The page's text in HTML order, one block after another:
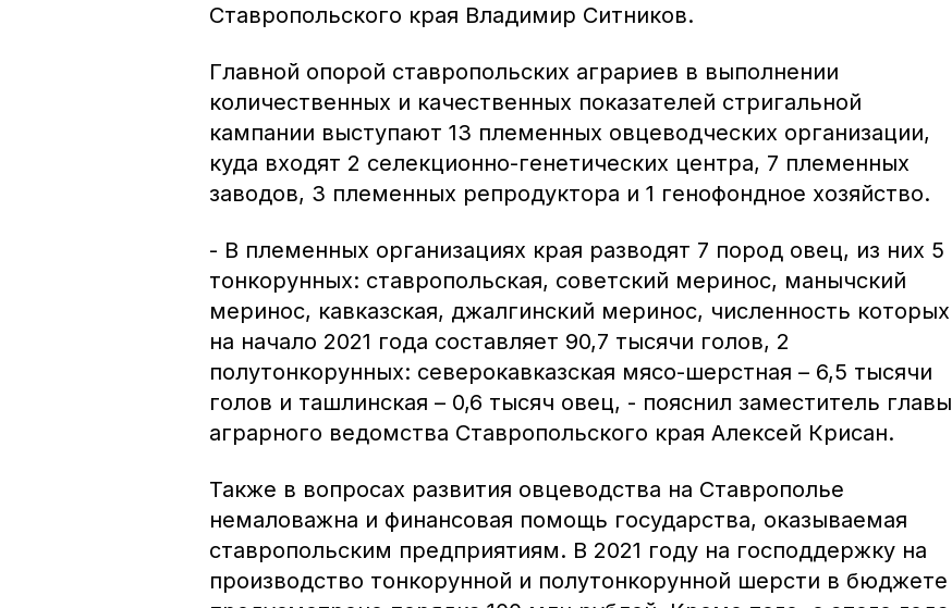
Ставропольского края Владимир Ситников.
Главной опорой ставропольских аграриев в выполнении
количественных и качественных показателей стригальной
кампании выступают 13 племенных овцеводческих организации,
куда входят 2 селекционно-генетических центра, 7 племенных
заводов, 3 племенных репродуктора и 1 генофондное хозяйство.
- В племенных организациях края разводят 7 пород овец, из них 5
тонкорунных: ставропольская, советский меринос, манычский
меринос, кавказская, джалгинский меринос, численность которых
на начало 2021 года составляет 90,7 тысячи голов, 2
полутонкорунных: северокавказская мясо-шерстная – 6,5 тысячи
голов и ташлинская – 0,6 тысяч овец, - пояснил заместитель главы
аграрного ведомства Ставропольского края Алексей Крисан.
Также в вопросах развития овцеводства на Ставрополье
немаловажна и финансовая помощь государства, оказываемая
ставропольским предприятиям. В 2021 году на господдержку на
производство тонкорунной и полутонкорунной шерсти в бюджете